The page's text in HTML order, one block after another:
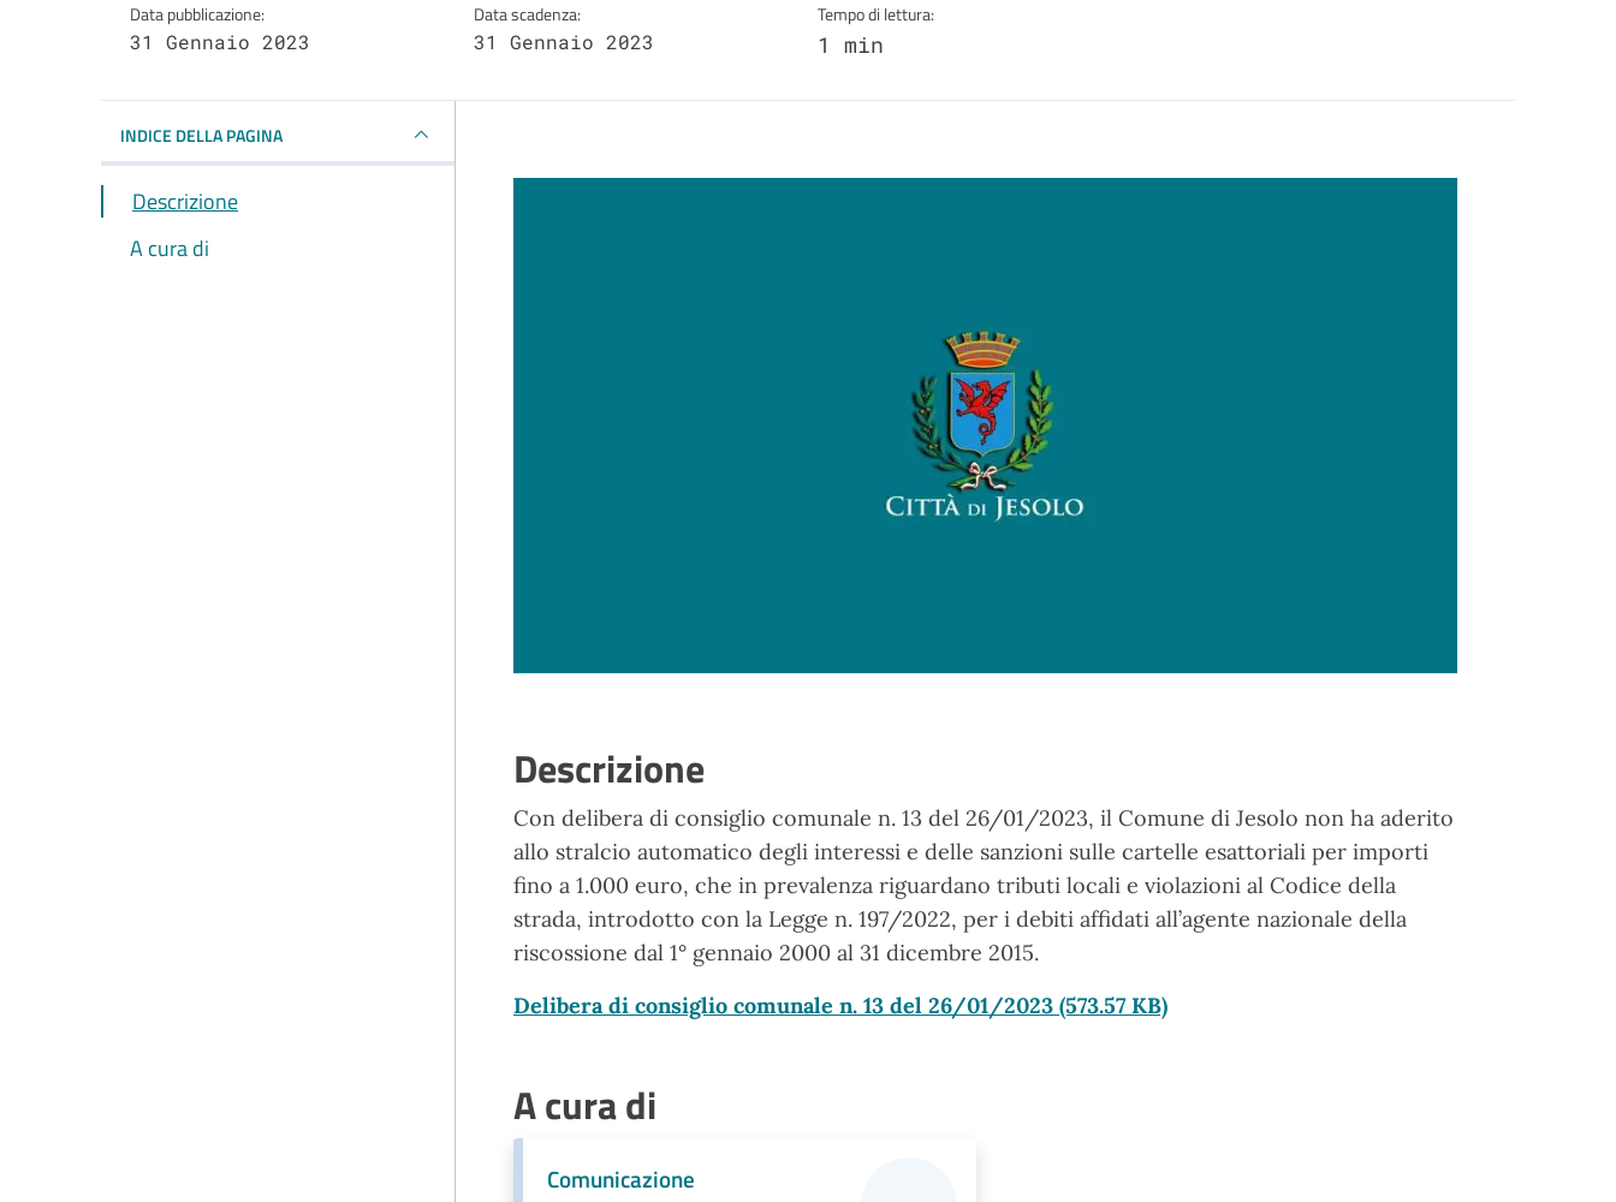
Data pubblicazione:
31 Gennaio 2023
Data scadenza:
31 Gennaio 2023
Tempo di lettura:
1 min
INDICE DELLA PAGINA
Descrizione
A cura di
Descrizione
Con delibera di consiglio comunale n. 13 del 26/01/2023, il Comune di Jesolo non ha aderito
allo stralcio automatico degli interessi e delle sanzioni sulle cartelle esattoriali per importi
fino a 1.000 euro, che in prevalenza riguardano tributi locali e violazioni al Codice della
strada, introdotto con la Legge n. 197/2022, per i debiti affidati all’agente nazionale della
riscossione dal 1° gennaio 2000 al 31 dicembre 2015.
Delibera di consiglio comunale n. 13 del 26/01/2023 (573.57 KB)
A cura di
Comunicazione